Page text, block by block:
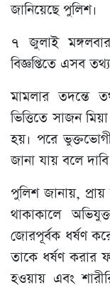
জানিয়েছে পুলিশ।
৭ জুলাই
বিজ্ঞপ্তিতে এসব
মামলার তদন্তে
ভিত্তিতে সাজন
হয়। পরে ভুক্তভোগী
জানা যায় বলে
পুলিশ জানায়,
থাকাকালে
জোরপূর্বক ধর্ষণ
তাকে ধর্ষণ করার
হওয়ায় এবং